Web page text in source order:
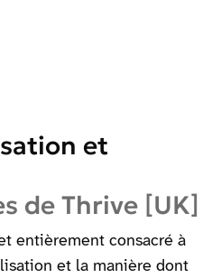
et
de Thrive [UK]
entièrement consacré à
et la manière dont